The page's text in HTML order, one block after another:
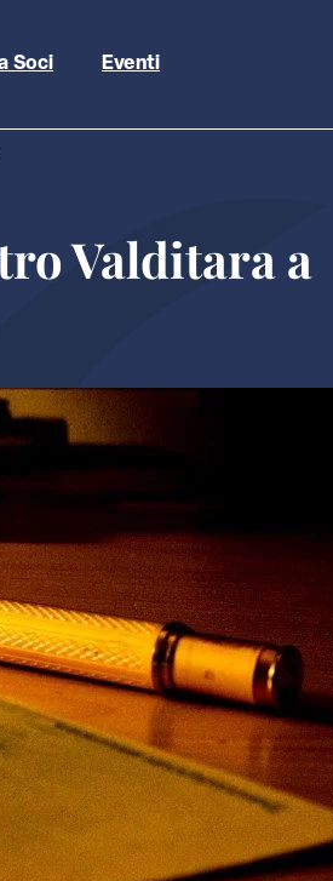
Soci Eventi
Valditara a